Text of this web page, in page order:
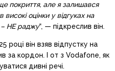
покриття, але я залишався
оцінки у відгуках на
– НЕ раджу“, — підкреслив він.
році він взяв відпустку на
за кордон. І от з Vodafone, як
дивні речі.